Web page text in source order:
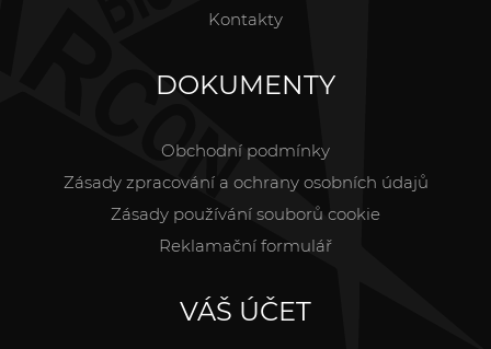
Kontakty
DOKUMENTY
Obchodní podmínky
Zásady zpracování a ochrany osobních údajů
Zásady používání souborů cookie
Reklamační formulář
VÁŠ ÚČET